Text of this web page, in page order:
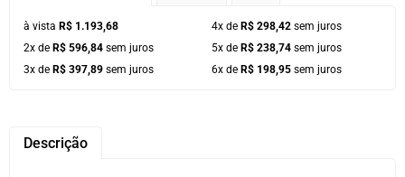
à vista R$ 1.193,68
2x de R$ 596,84 sem juros
3x de R$ 397,89 sem juros
4x de R$ 298,42 sem juros
5x de R$ 238,74 sem juros
6x de R$ 198,95 sem juros
Descrição